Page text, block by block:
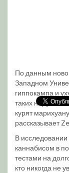
По данным
Западном
гиппокампа и
таких
курят
рассказывает
В
каннабисом в
тестами на
кто никогда не